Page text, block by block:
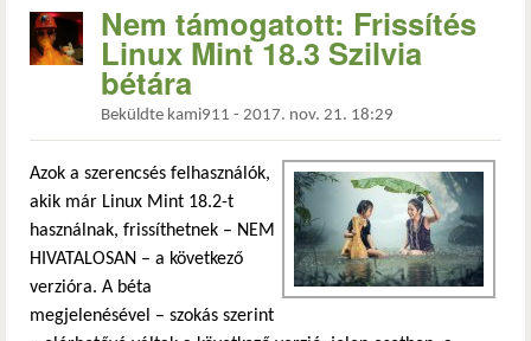
Nem támogatott: Frissítés
Linux Mint 18.3 Szilvia
bétára
Beküldte kami911 - 2017. nov. 21. 18:29
Azok a szerencsés felhasználók,
akik már Linux Mint 18.2-t
használnak, frissíthetnek – NEM
HIVATALOSAN – a következő
verzióra. A béta
megjelenésével – szokás szerint